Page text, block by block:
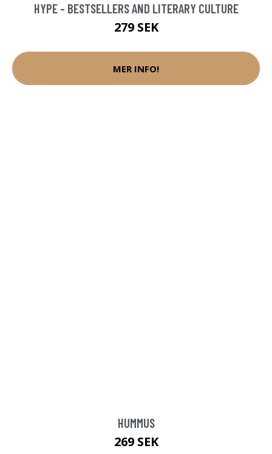
HYPE - BESTSELLERS AND LITERARY CULTURE
279 SEK
MER INFO!
HUMMUS
269 SEK